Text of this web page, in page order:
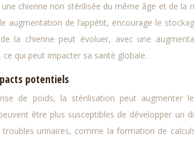
chienne non stérilisée du même âge et de
augmentation de l’appétit, encourage le
la chienne peut évoluer, avec une
ce qui peut impacter sa santé globale.
potentiels
de poids, la stérilisation peut augmenter
être plus susceptibles de développer un
troubles urinaires, comme la formation de